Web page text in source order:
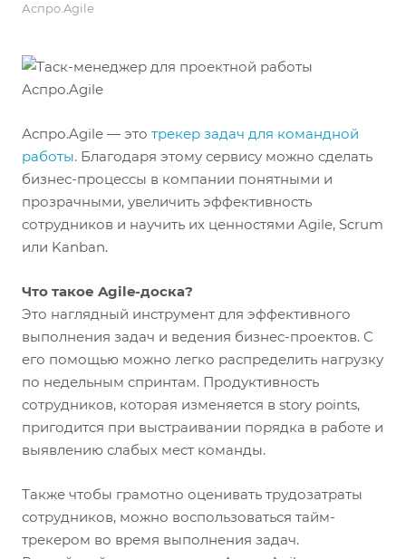
Аспро.Agile
Аспро.Agile — это трекер задач для командной
работы. Благодаря этому сервису можно сделать
бизнес-процессы в компании понятными и
прозрачными, увеличить эффективность
сотрудников и научить их ценностями Agile, Scrum
или Kanban.
Что такое Agile-доска?
Это наглядный инструмент для эффективного
выполнения задач и ведения бизнес-проектов. С
его помощью можно легко распределить нагрузку
по недельным спринтам. Продуктивность
сотрудников, которая изменяется в story points,
пригодится при выстраивании порядка в работе и
выявлению слабых мест команды.
Также чтобы грамотно оценивать трудозатраты
сотрудников, можно воспользоваться тайм-
трекером во время выполнения задач.